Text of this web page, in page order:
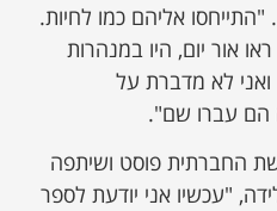
אליהם כמו לחיות.
אור יום, היו במנהרות
לא מדברת על
הם עברו שם".
החברתית פוסט ושיתפה
"עכשיו אני יודעת לספר